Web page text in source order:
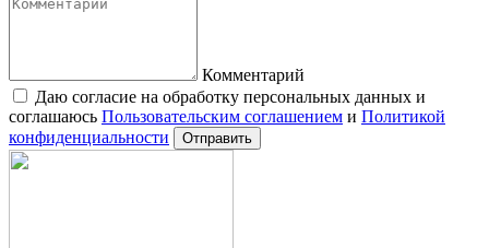
Комментарий
Даю согласие на обработку персональных данных и
соглашаюсь Пользовательским соглашением и Политикой
конфиденциальности
Отправить